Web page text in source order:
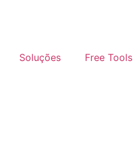
Soluções Free Tools